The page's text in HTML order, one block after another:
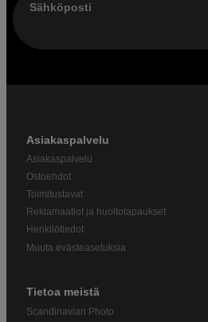
Sähköposti
Asiakaspalvelu
Asiakaspalvelu
Ostoehdot
Toimitustavat
Reklamaatiot ja huoltotapaukset
Henkilötiedot
Muuta evästeasetuksia
Tietoa meistä
Scandinavian Photo